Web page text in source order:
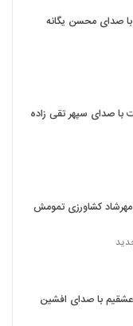
صدای محسن یگانه
با صدای سپهر تقی زاده
کشاورزی تمومش
با صدای افشین